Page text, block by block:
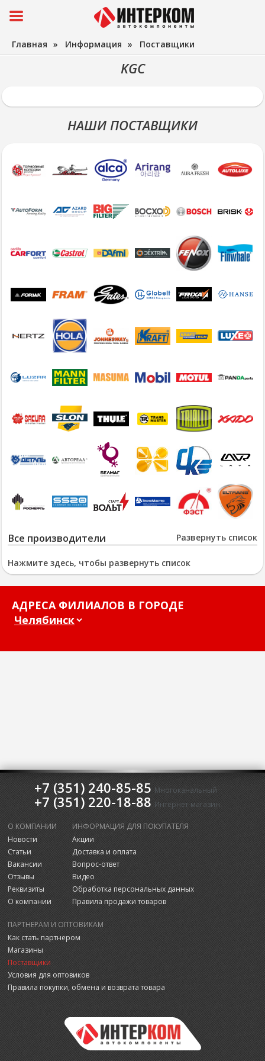
Главная » Информация » Поставщики
KGC
НАШИ ПОСТАВЩИКИ
Развернуть список
Все производители
Нажмите здесь, чтобы развернуть список
АДРЕСА ФИЛИАЛОВ В ГОРОДЕ
+7 (351) 240-85-85 Многоканальный
+7 (351) 220-18-88 Интернет-магазин
О КОМПАНИИ
Новости
Статьи
Вакансии
Отзывы
Реквизиты
О компании
ИНФОРМАЦИЯ ДЛЯ ПОКУПАТЕЛЯ
Акции
Доставка и оплата
Вопрос-ответ
Видео
Обработка персональных данных
Правила продажи товаров
ПАРТНЕРАМ И ОПТОВИКАМ
Как стать партнером
Магазины
Поставщики
Условия для оптовиков
Правила покупки, обмена и возврата товара